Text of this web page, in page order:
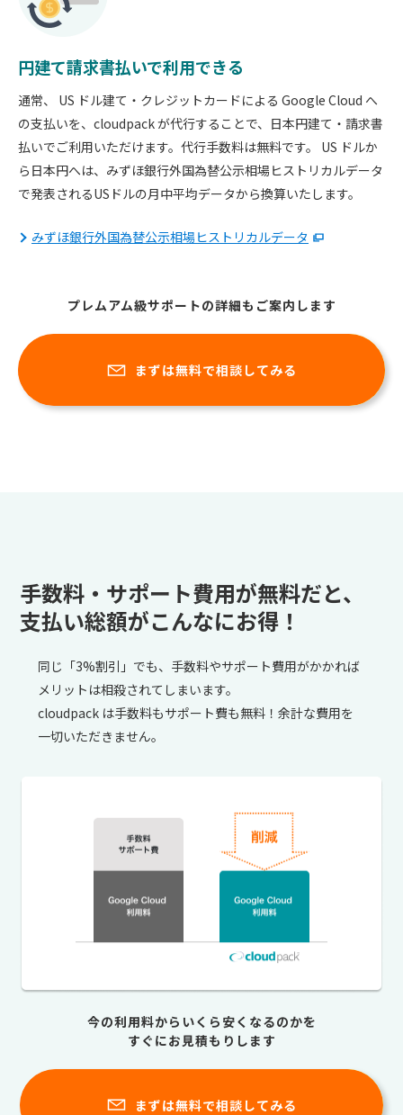
円建て請求書払いで利用できる
通常、 US ドル建て・クレジットカードによる Google Cloud へ
の支払いを、cloudpack が代行することで、日本円建て・請求書
払いでご利用いただけます。代行手数料は無料です。 US ドルか
ら日本円へは、みずほ銀行外国為替公示相場ヒストリカルデータ
で発表されるUSドルの月中平均データから換算いたします。
みずほ銀行外国為替公示相場ヒストリカルデータ
プレムアム級サポートの詳細もご案内します
まずは無料で相談してみる
手数料・サポート費用が無料だと、
支払い総額がこんなにお得！
同じ「3%割引」でも、手数料やサポート費用がかかれば
メリットは相殺されてしまいます。
cloudpack は手数料もサポート費も無料！余計な費用を
一切いただきません。
今の利用料からいくら安くなるのかを
すぐにお見積もりします
まずは無料で相談してみる